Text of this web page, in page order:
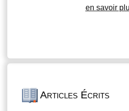
en savoir
Articles Écrits